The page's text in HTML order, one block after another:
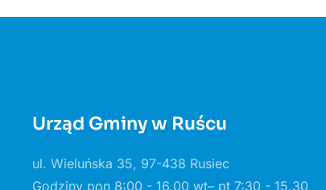
Urząd Gminy w Ruścu
ul. Wieluńska 35, 97-438 Rusiec
Godziny pon 8:00 - 16.00 wt– pt 7:30 - 15.30